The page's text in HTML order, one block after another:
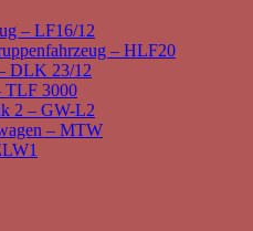
– LF16/12
– HLF20
DLK 23/12
TLF 3000
2 – GW-L2
– MTW